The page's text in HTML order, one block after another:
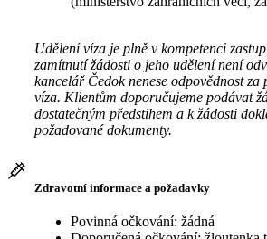
Udělení víza je plně v kompetenci
zamítnutí žádosti o jeho udělení není
kancelář Čedok nenese odpovědnost za
víza. Klientům doporučujeme podávat
dostatečným předstihem a k žádosti
požadované dokumenty.
Zdravotní informace a požadavky
Povinná očkování: žádná